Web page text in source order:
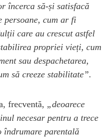
încerca să-și satisfacă
persoane, cum ar fi
care au crescut astfel
propriei vieți, cum
sau despachetarea,
să creeze stabilitate”.
frecventă, „deoarece
necesar pentru a trece
parentală